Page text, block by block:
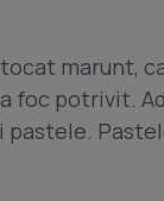
marunt,
foc potrivit.